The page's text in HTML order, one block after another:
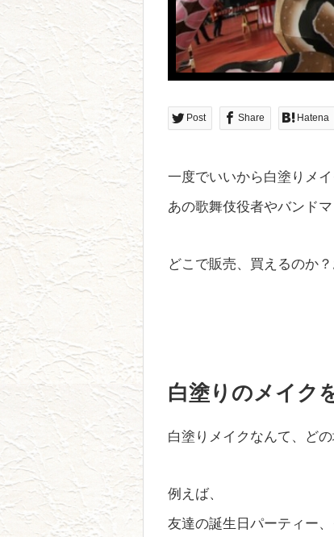
Post Share Hatena
一度でいいから白塗りメ
あの歌舞伎役者やバンド
どこで販売、買えるのか
白塗りのメイク
白塗りメイクなんて、ど
例えば、
友達の誕生日パーティー